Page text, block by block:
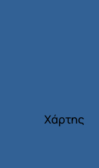
Χάρτης